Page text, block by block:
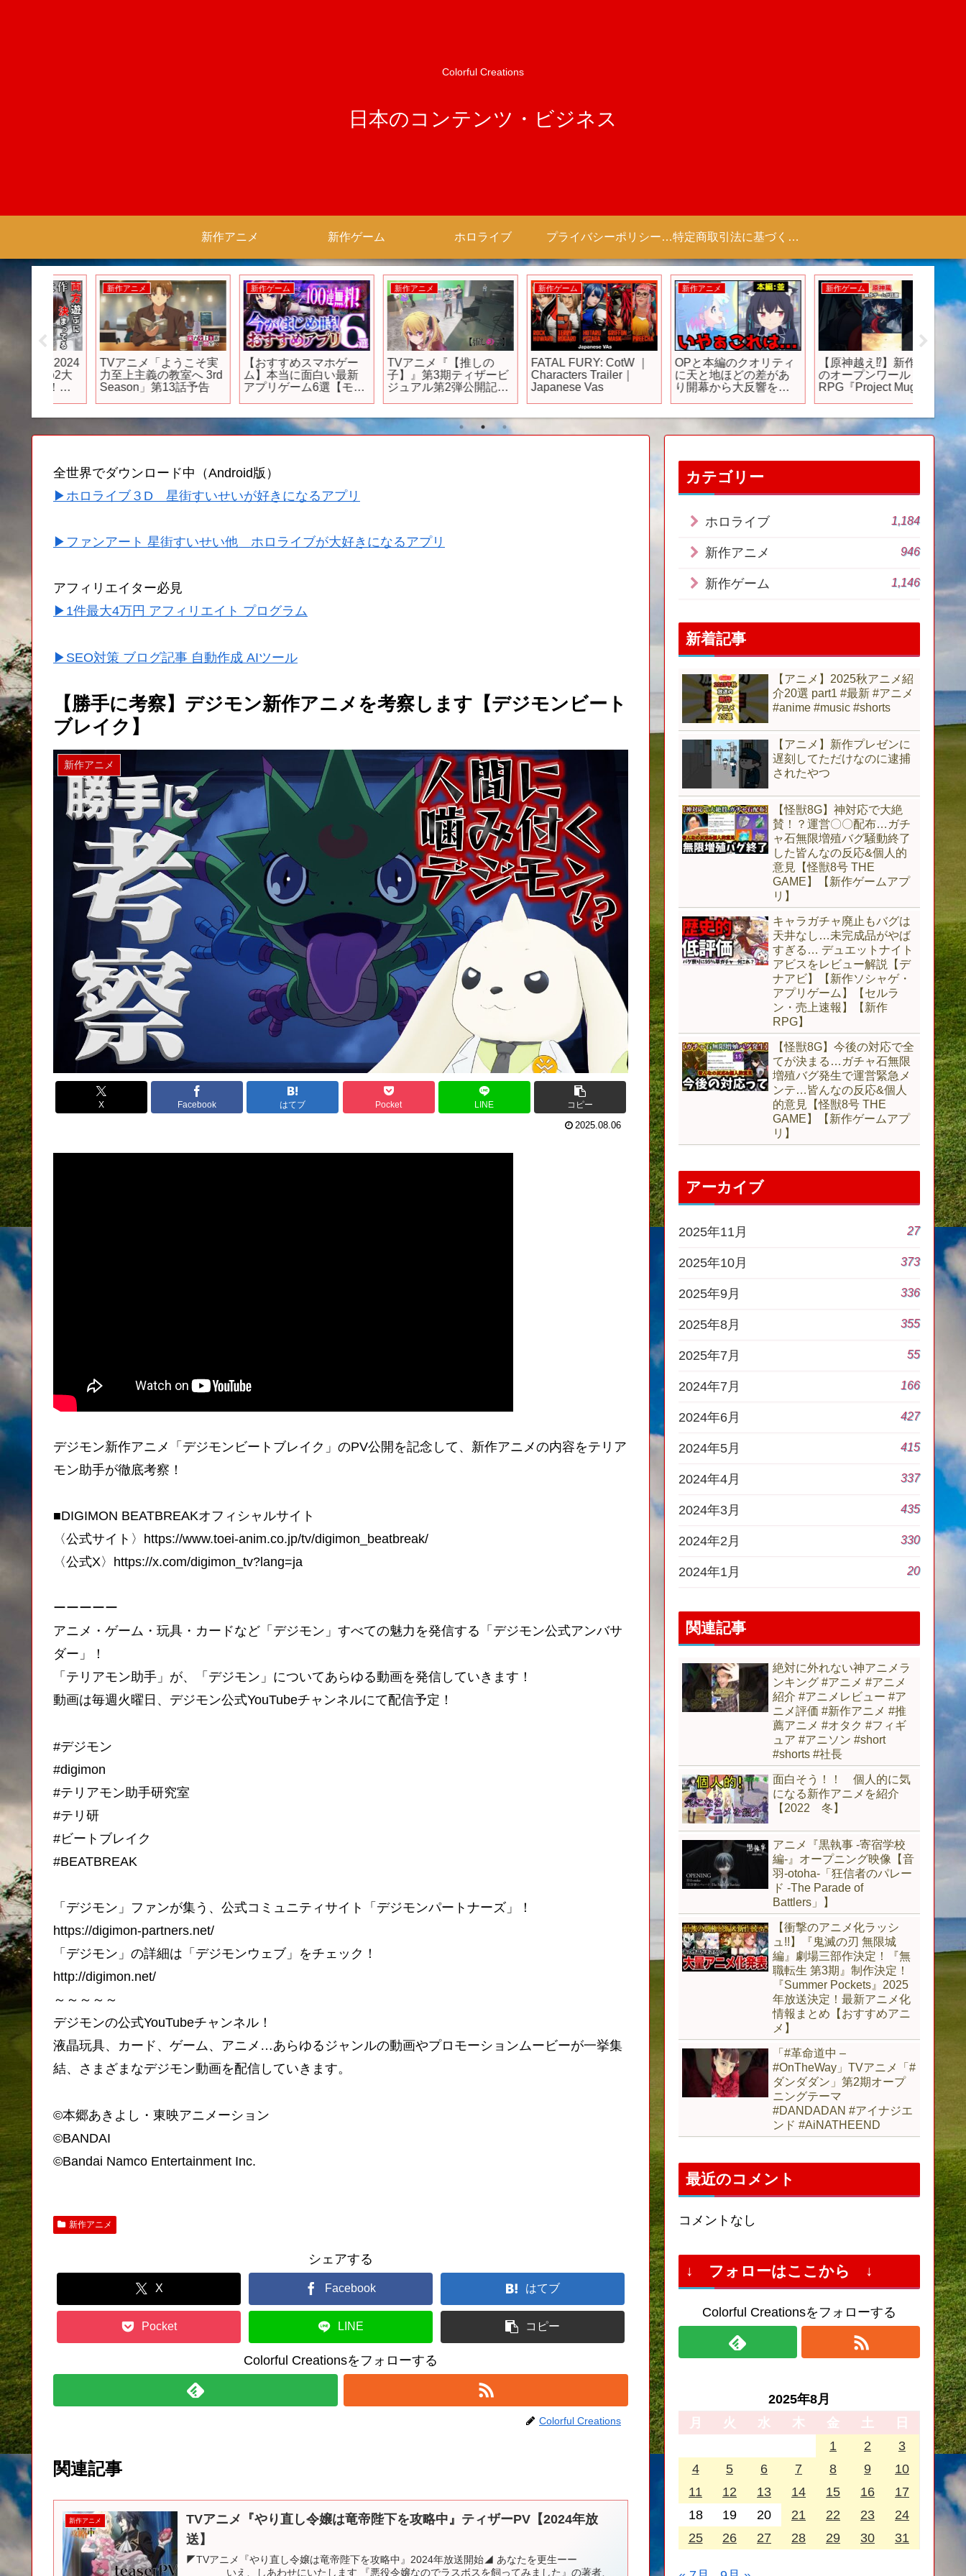
Colorful Creations
日本のコンテンツ・ビジネス
新作アニメ 新作ゲーム ホロライブ プライバシーポリシー 【Colorful Creation】 特定商取引法に基づく表記（商取引に関する開示）
新作アニメ
TVアニメ「ようこそ実
力至上主義の教室へ 3rd
Season」第13話予告
新作ゲーム
【おすすめスマホゲー
ム】本当に面白い最新
アプリゲーム6選【モン
マラ】
新作アニメ
TVアニメ『【推しの
子】』第3期ティザービ
ジュアル第2弾公開記念
新作ゲーム
FATAL FURY: CotW ｜
Characters Trailer｜
Japanese Vas
新作アニメ
OPと本編のクオリティ
に天と地ほどの差があ
り開幕から大反響を呼
がヤバすぎた…【2024
春アニメ】【ブルアカ1
新作ゲーム
【原神越え⁉】新作無料
のオープンワールド
RPG『Project Mugen』
作ゲーム #アイドル
#yoasobi #まがれつ
月・9
料 #ソ
全世界でダウンロード中（Android版）
▶ホロライブ３D 星街すいせいが好きになるアプリ
▶ファンアート 星街すいせい他 ホロライブが大好きになるアプリ
アフィリエイター必見
▶1件最大4万円 アフィリエイト プログラム
▶SEO対策 ブログ記事 自動作成 AIツール
【勝手に考察】デジモン新作アニメを考察します【デジモンビート
ブレイク】
新作アニメ
X Facebook はてブ Pocket LINE コピー
2025.08.06
デジモン新作アニメ「デジモンビートブレイク」のPV公開を記念して、新作アニメの内容をテリア
モン助手が徹底考察！
■DIGIMON BEATBREAKオフィシャルサイト
〈公式サイト〉https://www.toei-anim.co.jp/tv/digimon_beatbreak/
〈公式X〉https://x.com/digimon_tv?lang=ja
ーーーーー
アニメ・ゲーム・玩具・カードなど「デジモン」すべての魅力を発信する「デジモン公式アンバサ
ダー」！
「テリアモン助手」が、「デジモン」についてあらゆる動画を発信していきます！
動画は毎週火曜日、デジモン公式YouTubeチャンネルにて配信予定！
#デジモン
#digimon
#テリアモン助手研究室
#テリ研
#ビートブレイク
#BEATBREAK
「デジモン」ファンが集う、公式コミュニティサイト「デジモンパートナーズ」！
https://digimon-partners.net/
「デジモン」の詳細は「デジモンウェブ」をチェック！
http://digimon.net/
～～～～～
デジモンの公式YouTubeチャンネル！
液晶玩具、カード、ゲーム、アニメ…あらゆるジャンルの動画やプロモーションムービーが一挙集
結、さまざまなデジモン動画を配信していきます。
©本郷あきよし・東映アニメーション
©BANDAI
©Bandai Namco Entertainment Inc.
新作アニメ
シェアする
X Facebook はてブ
Pocket LINE コピー
Colorful Creationsをフォローする
Colorful Creations
関連記事
新作アニメ
TVアニメ『やり直し令嬢は竜帝陛下を攻略中』ティザーPV【2024年放
送】
◤TVアニメ『やり直し令嬢は竜帝陛下を攻略中』2024年放送開始◢ あなたを更生ーー
いえ、しあわせにいたします 『悪役令嬢なのでラスボスを飼ってみました』の著者、
カテゴリー
ホロライブ 1,184
新作アニメ 946
新作ゲーム 1,146
新着記事
【アニメ】2025秋アニメ紹
介20選 part1 #最新 #アニメ
#anime #music #shorts
【アニメ】新作プレゼンに
遅刻してただけなのに逮捕
されたやつ
【怪獣8G】神対応で大絶
賛！？運営〇〇配布…ガチ
ャ石無限増殖バグ騒動終了
した皆んなの反応&個人的
意見【怪獣8号 THE
GAME】【新作ゲームアプ
リ】
キャラガチャ廃止もバグは
天井なし…未完成品がやば
すぎる… デュエットナイト
アビスをレビュー解説【デ
ナアビ】【新作ソシャゲ・
アプリゲーム】【セルラ
ン・売上速報】【新作
RPG】
【怪獣8G】今後の対応で全
てが決まる…ガチャ石無限
増殖バグ発生で運営緊急メ
ンテ…皆んなの反応&個人
的意見【怪獣8号 THE
GAME】【新作ゲームアプ
リ】
アーカイブ
2025年11月 27
2025年10月 373
2025年9月 336
2025年8月 355
2025年7月 55
2024年7月 166
2024年6月 427
2024年5月 415
2024年4月 337
2024年3月 435
2024年2月 330
2024年1月 20
関連記事
絶対に外れない神アニメラ
ンキング #アニメ #アニメ
紹介 #アニメレビュー #ア
ニメ評価 #新作アニメ #推
薦アニメ #オタク #フィギ
ュア #アニソン #short
#shorts #社長
面白そう！！ 個人的に気
になる新作アニメを紹介
【2022 冬】
アニメ『黒執事 -寄宿学校
編-』オープニング映像【音
羽-otoha-「狂信者のパレー
ド -The Parade of
Battlers」】
【衝撃のアニメ化ラッシ
ュ!!】『鬼滅の刃 無限城
編』劇場三部作決定！『無
職転生 第3期』制作決定！
『Summer Pockets』2025
年放送決定！最新アニメ化
情報まとめ【おすすめアニ
メ】
「#革命道中 –
#OnTheWay」TVアニメ「#
ダンダダン」第2期オープ
ニングテーマ
#DANDADAN #アイナジエ
ンド #AiNATHEEND
最近のコメント
コメントなし
↓ フォローはここから ↓
Colorful Creationsをフォローする
2025年8月
月
火 水 木 金 土
日
1
2
3
4
5 6 7 8 9
10
11
12 13 14 15 16
17
18
19 20 21 22 23
24
25
26 27 28 29 30 31